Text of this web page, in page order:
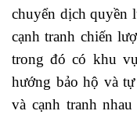
chuyển dịch quyền
cạnh tranh chiến
trong đó có khu
hướng bảo hộ và
và cạnh tranh